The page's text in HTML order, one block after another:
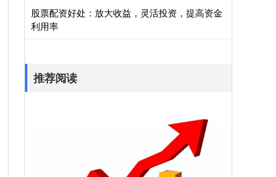
股票配资好处：放大收益，灵活投资，提高资金
利用率
推荐阅读